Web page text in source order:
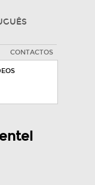
CONTACTOS